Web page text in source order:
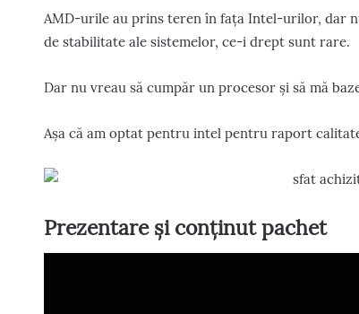
AMD-urile au prins teren în fața Intel-urilor, dar
de stabilitate ale sistemelor, ce-i drept sunt rare.
Dar nu vreau să cumpăr un procesor și să mă
Așa că am optat pentru intel pentru raport
Prezentare și conținut pachet